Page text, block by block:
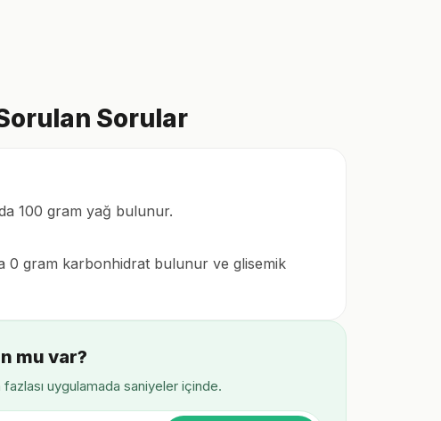
Sorular
100 gram yağ bulunur.
0 gram karbonhidrat bulunur ve glisemik
mu var?
uygulamada saniyeler içinde.